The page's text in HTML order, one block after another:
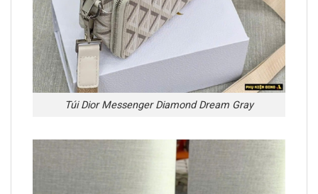
Túi Dior Messenger Diamond Dream Gray